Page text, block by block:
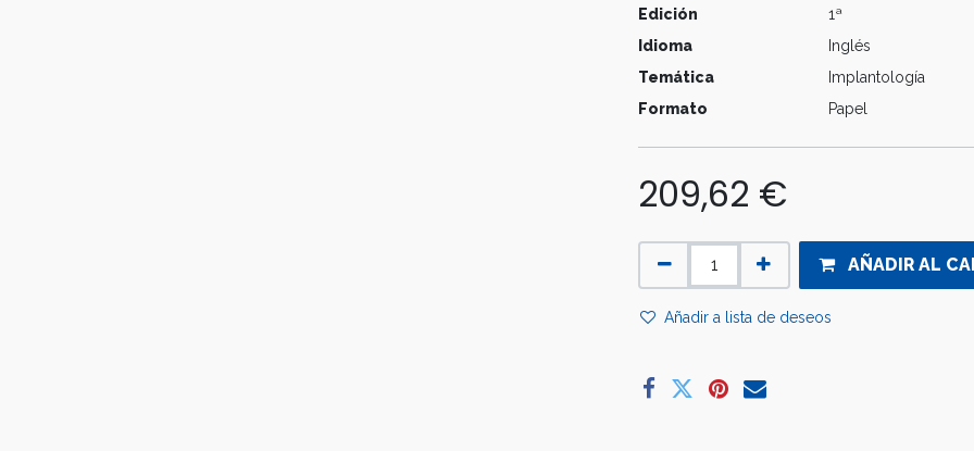
Edición
1ª
Idioma
Inglés
Temática
Implantología
Formato
Papel
209,62 €
AÑADIR AL
Añadir a lista de deseos